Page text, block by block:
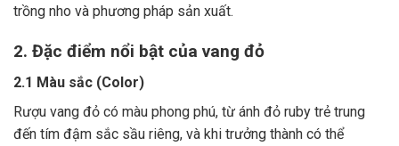
trồng nho và phương pháp sản xuất.
2. Đặc điểm nổi bật của vang đỏ
2.1 Màu sắc (Color)
Rượu vang đỏ có màu phong phú, từ ánh đỏ ruby trẻ trung
đến tím đậm sắc sầu riêng, và khi trưởng thành có thể